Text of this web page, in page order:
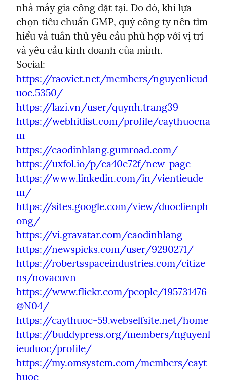
nhà máy gia công đặt tại. Do đó, khi lựa
chọn tiêu chuẩn GMP, quý công ty nên tìm
hiểu và tuân thủ yêu cầu phù hợp với vị trí
và yêu cầu kinh doanh của mình.
https://raoviet.net/members/nguyenlieud
uoc.5350/
https://lazi.vn/user/quynh.trang39
https://webhitlist.com/profile/caythuocna
m
https://caodinhlang.gumroad.com/
https://uxfol.io/p/ea40e72f/new-page
https://www.linkedin.com/in/vientieude
m/
https://sites.google.com/view/duoclienph
ong/
https://vi.gravatar.com/caodinhlang
https://newspicks.com/user/9290271/
https://robertsspaceindustries.com/citize
ns/novacovn
https://www.flickr.com/people/195731476
@N04/
https://caythuoc-59.webselfsite.net/home
https://buddypress.org/members/nguyenl
ieuduoc/profile/
https://my.omsystem.com/members/cayt
huoc